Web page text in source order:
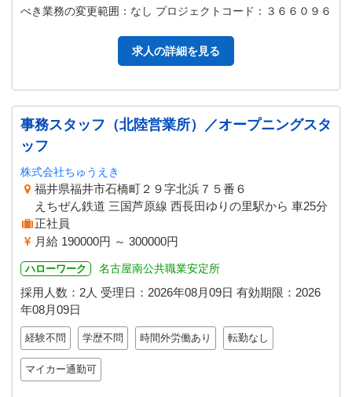
べき業務の変更範囲：なし プロジェクトコード：３６６０９６
求人の詳細を見る
事務スタッフ（北陸営業所）／オープニングスタ
ッフ
株式会社ちゅうえき
福井県福井市石橋町２９字北浜７５番６
えちぜん鉄道 三国芦原線 西長田ゆりの里駅から 車25分
正社員
月給 190000円 ～ 300000円
ハローワーク 名古屋南公共職業安定所
採用人数：2人 受理日： 2026年08月09日 有効期限： 2026
年08月09日
経験不問 学歴不問 時間外労働あり 転勤なし
マイカー通勤可